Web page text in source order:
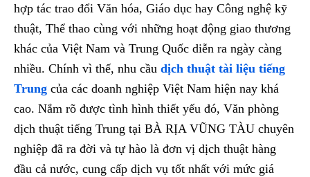
hợp tác trao đổi Văn hóa, Giáo dục hay Công nghệ kỹ
thuật, Thể thao cùng với những hoạt động giao thương
khác của Việt Nam và Trung Quốc diễn ra ngày càng
nhiều. Chính vì thế, nhu cầu dịch thuật tài liệu tiếng
Trung của các doanh nghiệp Việt Nam hiện nay khá
cao. Nắm rõ được tình hình thiết yếu đó, Văn phòng
dịch thuật tiếng Trung tại BÀ RỊA VŨNG TÀU chuyên
nghiệp đã ra đời và tự hào là đơn vị dịch thuật hàng
đầu cả nước, cung cấp dịch vụ tốt nhất với mức giá